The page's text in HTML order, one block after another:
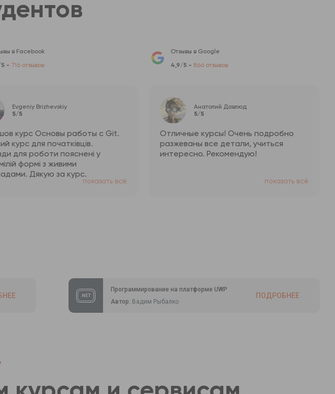
в Facebook
- 716 отзывов
Отзывы в Google
4,9/5 - 866 отзывов
Evgeniy Brizhevskiy
5/5
курс Основы работы с Git.
курс для початківців.
для роботи пояснені у
формі з живими
Дякую за курс.
показать всё
Анатолий Давлюд
5/5
Отличные курсы! Очень подробно
разжеваны все детали, учиться
интересно. Рекомендую!
показать всё
Программирование на платформе UWP
Автор: Вадим Рыбалко
ПОДРОБНЕЕ